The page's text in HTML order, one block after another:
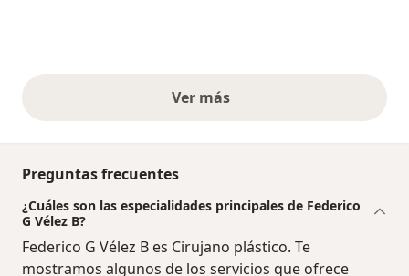
Ver másopiniones anteriores
Preguntas frecuentes
¿Cuáles son las especialidades principales de Federico
G Vélez B?
Federico G Vélez B es Cirujano plástico. Te
mostramos algunos de los servicios que ofrece